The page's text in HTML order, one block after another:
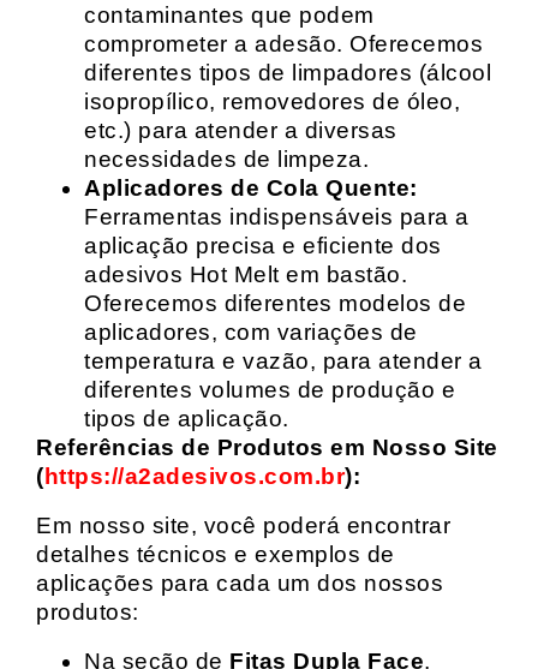
contaminantes que podem
comprometer a adesão. Oferecemos
diferentes tipos de limpadores (álcool
isopropílico, removedores de óleo,
etc.) para atender a diversas
necessidades de limpeza.
Aplicadores de Cola Quente:
Ferramentas indispensáveis para a
aplicação precisa e eficiente dos
adesivos Hot Melt em bastão.
Oferecemos diferentes modelos de
aplicadores, com variações de
temperatura e vazão, para atender a
diferentes volumes de produção e
tipos de aplicação.
Referências de Produtos em Nosso Site
(https://a2adesivos.com.br):
Em nosso site, você poderá encontrar
detalhes técnicos e exemplos de
aplicações para cada um dos nossos
produtos:
Na seção de Fitas Dupla Face,